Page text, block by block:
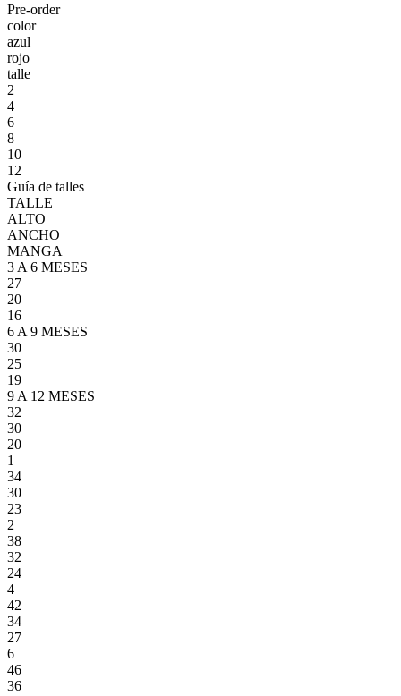
Pre-order
color
azul
rojo
talle
2
4
6
8
10
12
Guía de talles
TALLE
ALTO
ANCHO
MANGA
3 A 6 MESES
27
20
16
6 A 9 MESES
30
25
19
9 A 12 MESES
32
30
20
1
34
30
23
2
38
32
24
4
42
34
27
6
46
36